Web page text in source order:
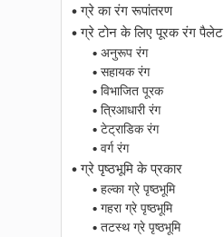
ग्रे का रंग रूपांतरण
ग्रे टोन के लिए पूरक रंग पैलेट
अनुरूप रंग
सहायक रंग
विभाजित पूरक
त्रिआधारी रंग
टेट्राडिक रंग
वर्ग रंग
ग्रे पृष्ठभूमि के प्रकार
हल्का ग्रे पृष्ठभूमि
गहरा ग्रे पृष्ठभूमि
तटस्थ ग्रे पृष्ठभूमि